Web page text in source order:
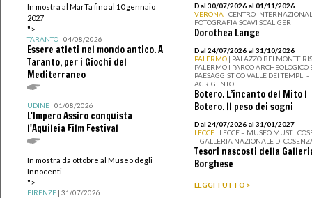
In mostra al MarTa fino al 10 gennaio
2027
">
TARANTO| 04/08/2026
Essere atleti nel mondo antico. A
Taranto, per i Giochi del
Mediterraneo
UDINE| 01/08/2026
L'Impero Assiro conquista
l'Aquileia Film Festival
In mostra da ottobre al Museo degli
Innocenti
">
FIRENZE| 31/07/2026
Dal 30/07/2026 al 01/11/2026
VERONA | CENTRO
FOTOGRAFIA SCAVI SCALIGERI
Dorothea Lange
Dal 24/07/2026 al 31/10/2026
PALERMO | PALAZZO BELMONTE
PALERMO I PARCO ARCHEOLOGICO
PAESAGGISTICO VALLE DEI TEMPLI -
AGRIGENTO
Botero. L’incanto del Mito I
Botero. Il peso dei sogni
Dal 24/07/2026 al 31/01/2027
LECCE | LECCE – MUSEO MUST I
– GALLERIA NAZIONALE DI
Tesori nascosti della
Borghese
LEGGI TUTTO >